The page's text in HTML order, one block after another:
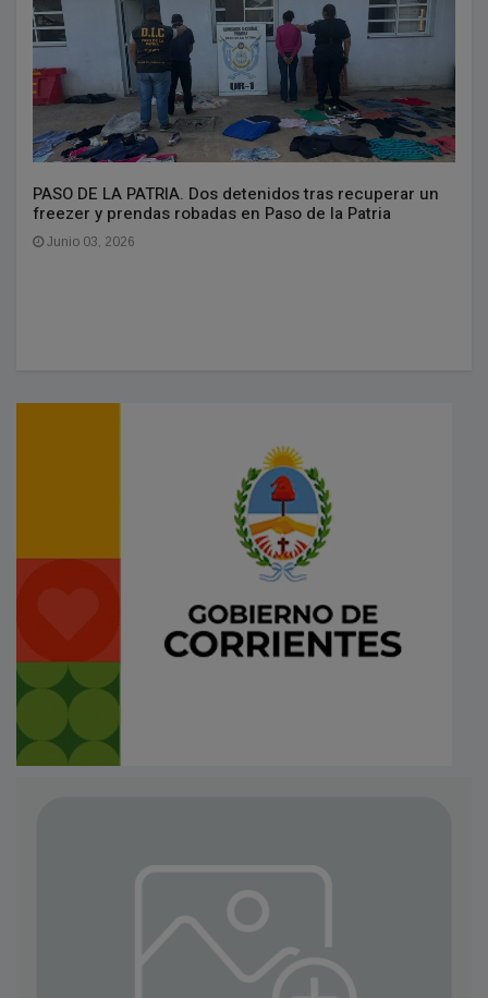
PASO DE LA PATRIA. Dos detenidos tras recuperar un
freezer y prendas robadas en Paso de la Patria
Junio 03, 2026